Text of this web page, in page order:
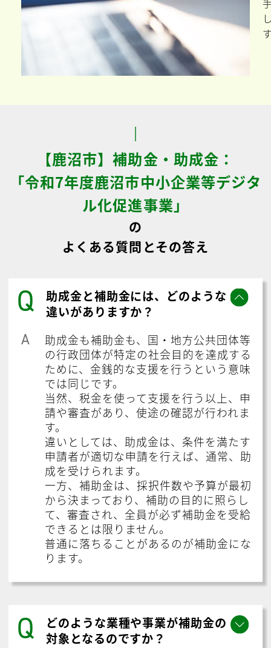
【鹿沼市】補助金・助成金：
「令和7年度鹿沼市中小企業等デジタ
ル化促進事業」
の
よくある質問とその答え
Q
助成金と補助金には、どのような
違いがありますか？
A
助成金も補助金も、国・地方公共団体等
の行政団体が特定の社会目的を達成する
ために、金銭的な支援を行うという意味
では同じです。
当然、税金を使って支援を行う以上、申
請や審査があり、使途の確認が行われま
す。
違いとしては、助成金は、条件を満たす
申請者が適切な申請を行えば、通常、助
成を受けられます。
一方、補助金は、採択件数や予算が最初
から決まっており、補助の目的に照らし
て、審査され、全員が必ず補助金を受給
できるとは限りません。
普通に落ちることがあるのが補助金にな
ります。
Q
どのような業種や事業が補助金の
対象となるのですか？